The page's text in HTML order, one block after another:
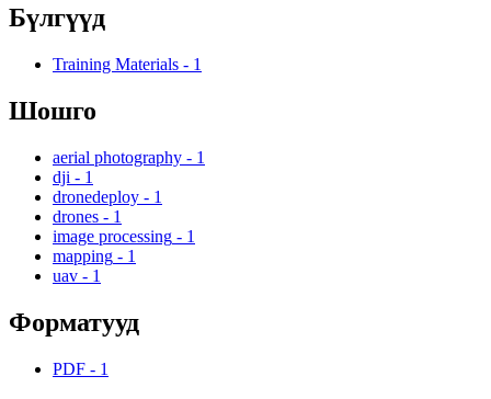
Бүлгүүд
Training Materials - 1
Шошго
aerial photography - 1
dji - 1
dronedeploy - 1
drones - 1
image processing - 1
mapping - 1
uav - 1
Форматууд
PDF - 1